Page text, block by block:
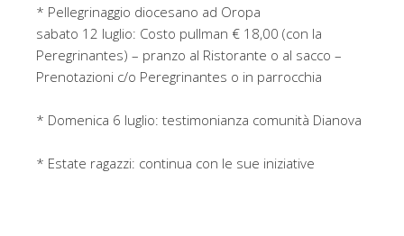
* Pellegrinaggio diocesano ad Oropa
sabato 12 luglio: Costo pullman € 18,00 (con la
Peregrinantes) – pranzo al Ristorante o al sacco –
Prenotazioni c/o Peregrinantes o in parrocchia
* Domenica 6 luglio: testimonianza comunità Dianova
* Estate ragazzi: continua con le sue iniziative